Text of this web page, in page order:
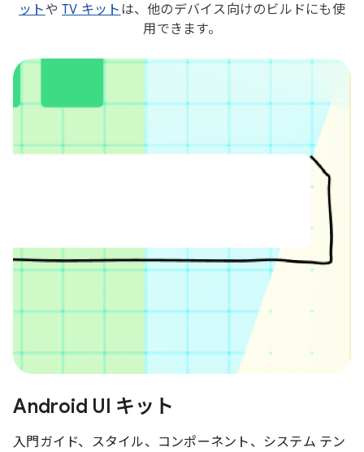
ットやTV キット は、他のデバイス向けのビルドにも使
用できます。
Android UI キット
入門ガイド、スタイル、コンポーネント、システム テン